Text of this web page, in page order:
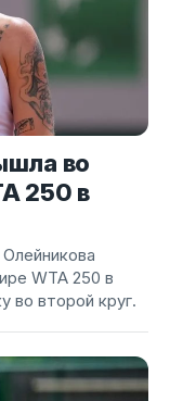
во
250 в
WTA 250 в
во второй круг.